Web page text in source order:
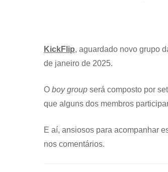
KickFlip, aguardado novo grupo
de janeiro de 2025.
O boy group será composto por
que alguns dos membros
E aí, ansiosos para acompanhar
nos comentários.